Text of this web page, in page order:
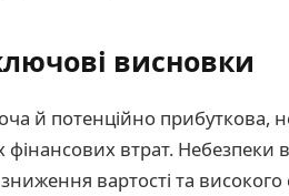
висновки
й потенційно прибуткова,
фінансових втрат.
вартості та